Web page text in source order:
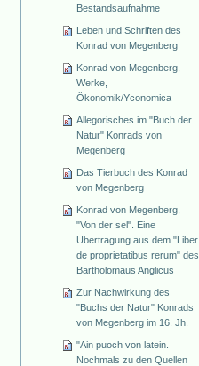
Bestandsaufnahme
Leben und Schriften des
Konrad von Megenberg
Konrad von Megenberg,
Werke,
Ökonomik/Yconomica
Allegorisches im "Buch der
Natur" Konrads von
Megenberg
Das Tierbuch des Konrad
von Megenberg
Konrad von Megenberg,
"Von der sel". Eine
Übertragung aus dem "Liber
de proprietatibus rerum" des
Bartholomäus Anglicus
Zur Nachwirkung des
"Buchs der Natur" Konrads
von Megenberg im 16. Jh.
"Ain puoch von latein.
Nochmals zu den Quellen